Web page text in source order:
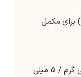
سطح بالای دریافت قابل تحمل (UL) برای مکمل
10 میلی لیتر (سوسپانسیون250 میلی گرم / 5 میلی